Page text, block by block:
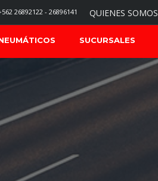
QUIENES SOMOS
26892122 - 26896141
SUCURSALES